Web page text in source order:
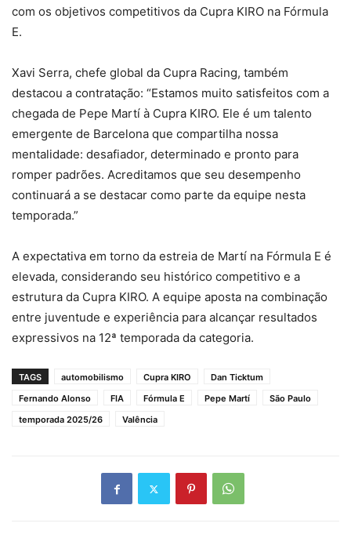
com os objetivos competitivos da Cupra KIRO na Fórmula
E.
Xavi Serra, chefe global da Cupra Racing, também
destacou a contratação: “Estamos muito satisfeitos com a
chegada de Pepe Martí à Cupra KIRO. Ele é um talento
emergente de Barcelona que compartilha nossa
mentalidade: desafiador, determinado e pronto para
romper padrões. Acreditamos que seu desempenho
continuará a se destacar como parte da equipe nesta
temporada.”
A expectativa em torno da estreia de Martí na Fórmula E é
elevada, considerando seu histórico competitivo e a
estrutura da Cupra KIRO. A equipe aposta na combinação
entre juventude e experiência para alcançar resultados
expressivos na 12ª temporada da categoria.
TAGS automobilismo Cupra KIRO
Dan Ticktum
Fernando Alonso
FIA Fórmula E Pepe Martí
São Paulo
temporada 2025/26
Valência